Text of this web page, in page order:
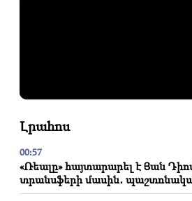
Լրահոս
00:57
«Ռեալը» հայտարարել է Յան
տրանսֆերի մասին․